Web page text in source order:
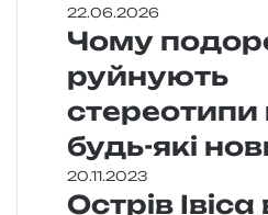
22.06.2026
Чому
руйнують
будь-які
20.11.2023
Острів Івіса